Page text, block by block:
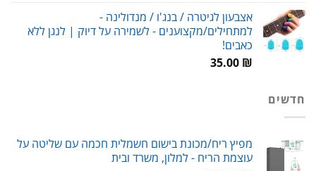
היה:
119.00 ₪.
הוא:
89.00 ₪.
אצבעון לגיטרה / בנג'ו / מנדולינה -
למתחילים/מקצוענים - לשמירה על דיוק | לנגן ללא
כאבים!
35.00 ₪
חדשים
מפיץ ריח/מכונת בישום חשמלית חכמה עם שליטה על
עוצמת הריח - למלון, משרד ובית